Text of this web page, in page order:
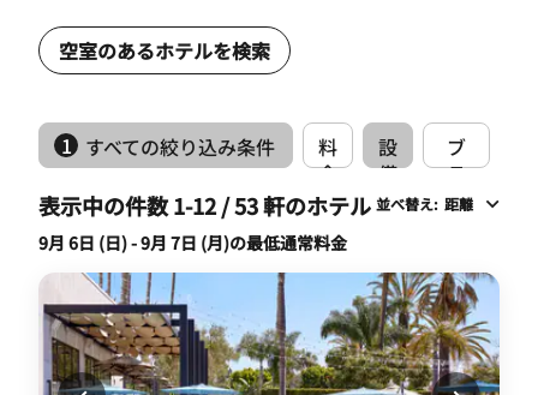
空室のあるホテルを検索
1 すべての絞り込み条件
料
金
設
備
ブ
ラ
ン
表示中の件数 1-12 / 53 軒のホテル 並べ替え: 距離
9月 6日 (日) - 9月 7日 (月)の最低通常料金